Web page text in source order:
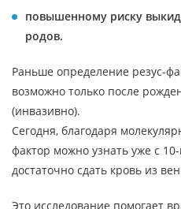
повышенному риску
родов.
Раньше определение резус-
возможно только после
(инвазивно).
Сегодня, благодаря
фактор можно узнать уже с
достаточно сдать кровь из
Это исследование помогает